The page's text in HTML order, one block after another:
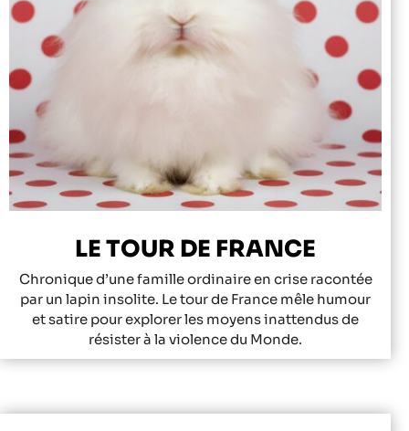
LE TOUR DE FRANCE
Chronique d’une famille ordinaire en crise racontée
par un lapin insolite. Le tour de France mêle humour
et satire pour explorer les moyens inattendus de
résister à la violence du Monde.